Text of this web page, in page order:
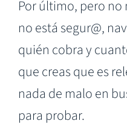
Por último, pero
no está segur@,
quién cobra y
que creas que es
nada de malo en
para probar.